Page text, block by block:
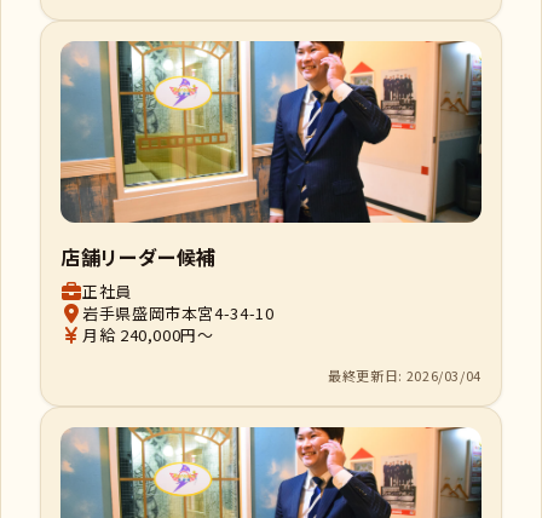
店舗リーダー候補
正社員
岩手県盛岡市本宮4-34-10
月給 240,000円～
最終更新日: 2026/03/04